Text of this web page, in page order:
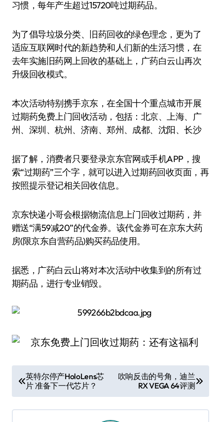
习惯，每年产生超过15720吨过期药品。
为了倡导垃圾分类、旧药回收的绿色理念，更为了
适应互联网时代的新趋势和人们新的生活习惯，在
去年实施旧药网上回收的基础上，广药白云山再次
升级回收模式。
本次活动特别携手京东，在全国十个重点城市开展
过期药免费上门回收活动，包括：北京、上海、广
州、深圳、杭州、济南、郑州、成都、沈阳、长沙
据了解，消费者只要登录京东官网或手机APP，搜
索“过期药”三个字，就可以进入过期药回收页面，再
按照提示登记相关回收信息。
京东快递小哥会根据物流信息上门回收过期药，并
赠送“满59减20”的代金券。该代金券可在京东大药
房(限京东自营药品)购买药品使用。
据悉，广药白云山将对本次活动中收集到的所有过
期药品，进行专业销毁。
章
导
英特尔停产HoloLens芯
片 准备下一代芯片？
吹响反击的号角，迪兰
RX VEGA 64评测